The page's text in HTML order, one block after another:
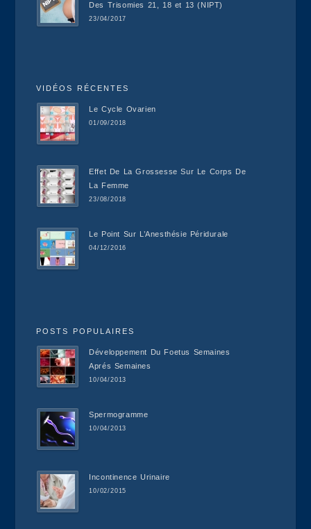
Des Trisomies 21, 18 et 13 (NIPT)
23/04/2017
VIDÉOS RÉCENTES
Le Cycle Ovarien
01/09/2018
Effet De La Grossesse Sur Le Corps De
La Femme
23/08/2018
Le Point Sur L’Anesthésie Péridurale
04/12/2016
POSTS POPULAIRES
Développement Du Foetus Semaines
Aprés Semaines
10/04/2013
Spermogramme
10/04/2013
Incontinence Urinaire
10/02/2015